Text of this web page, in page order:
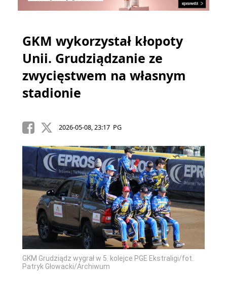
GKM wykorzystał kłopoty
Unii. Grudziądzanie ze
zwycięstwem na własnym
stadionie
2026-05-08, 23:17 PG
GKM Grudziądz wygrał w 5. kolejce PGE Ekstraligi/fot.
Patryk Głowacki/Archiwum